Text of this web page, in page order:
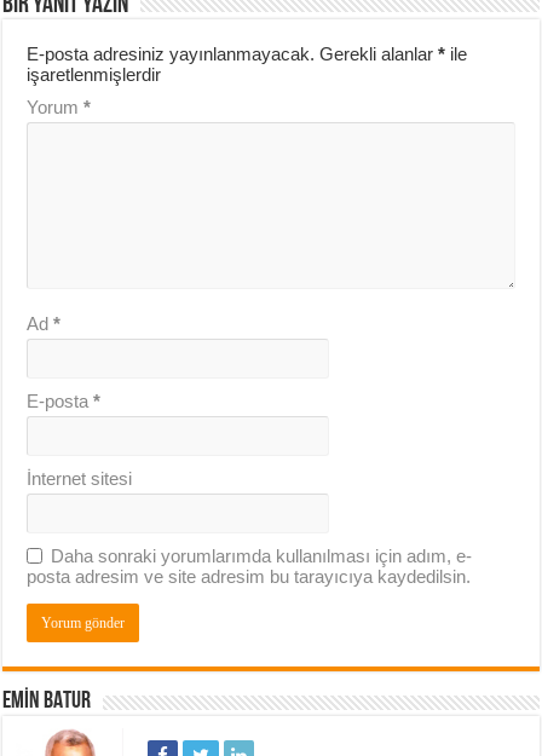
BIR YANIT YAZIN
E-posta adresiniz yayınlanmayacak. Gerekli alanlar* ile
işaretlenmişlerdir
Yorum*
Ad*
E-posta*
İnternet sitesi
Daha sonraki yorumlarımda kullanılması için adım, e-
posta adresim ve site adresim bu tarayıcıya kaydedilsin.
EMIN BATUR